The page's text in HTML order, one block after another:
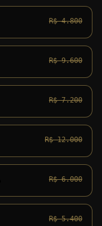
R$ 4.800
R$ 9.600
R$ 7.200
R$ 12.000
R$ 6.000
R$ 5.400